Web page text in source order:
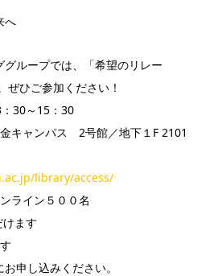
へ
ループでは、「希望のリレー
ぜひご参加ください！
30～15：30
キャンパス 2号館／地下１F 2101
library/access/
ライン５００名
ます
申し込みください。